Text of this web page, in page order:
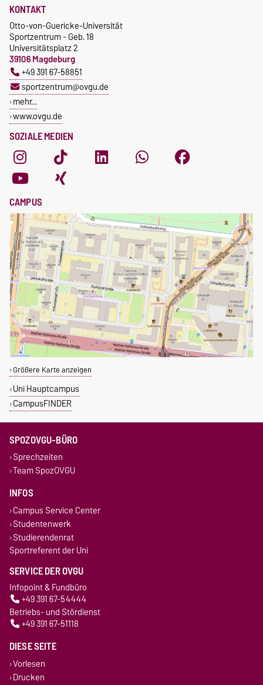
SOZIALE MEDIEN
KONTAKT
Otto-von-Guericke-Universität
Sportzentrum - Geb. 18
Universitätsplatz 2
39106 Magdeburg
+49 391 67-58851
sportzentrum@ovgu.de
mehr…
www.ovgu.de
CAMPUS
Größere Karte anzeigen
Uni Hauptcampus
CampusFINDER
SPOZOVGU-BÜRO
Sprechzeiten
Team SpozOVGU
INFOS
Campus Service Center
Studentenwerk
Studierendenrat
Sportreferent der Uni
SERVICE DER OVGU
Infopoint & Fundbüro
+49 391 67-54444
Betriebs- und Stördienst
+49 391 67-51118
DIESE SEITE
Vorlesen
Drucken